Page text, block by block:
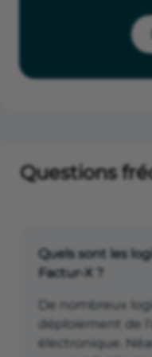
Questions
Quels sont les
Factur-X ?
De nombreux
déploiement de
électronique.